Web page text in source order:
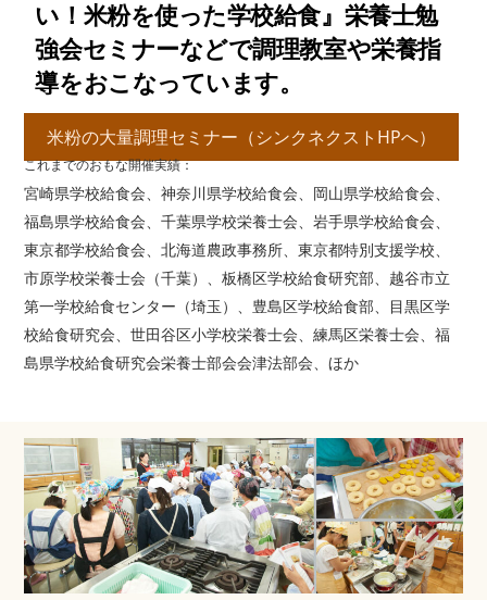
い！米粉を使った学校給食』栄養士勉
強会セミナーなどで調理教室や栄養指
導をおこなっています。
米粉の大量調理セミナー（シンクネクストHPへ）
これまでのおもな開催実績：
宮崎県学校給食会、神奈川県学校給食会、岡山県学校給食会、
福島県学校給食会、千葉県学校栄養士会、岩手県学校給食会、
東京都学校給食会、北海道農政事務所、東京都特別支援学校、
市原学校栄養士会（千葉）、板橋区学校給食研究部、越谷市立
第一学校給食センター（埼玉）、豊島区学校給食部、目黒区学
校給食研究会、世田谷区小学校栄養士会、練馬区栄養士会、福
島県学校給食研究会栄養士部会会津法部会、ほか